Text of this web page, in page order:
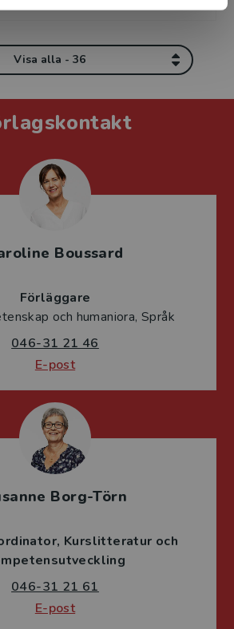
Visa alla - 36
Boussard
Förläggare
och humaniora, Språk
046-31 21 46
E-post
Borg-Törn
Kurslitteratur och
046-31 21 61
E-post